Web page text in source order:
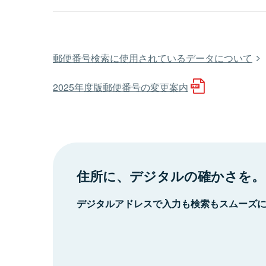
郵便番号検索に使用されているデータについて
2025年度版郵便番号の変更案内
住所に、デジタルの確かさを。
デジタルアドレスで入力も検索もスムーズ